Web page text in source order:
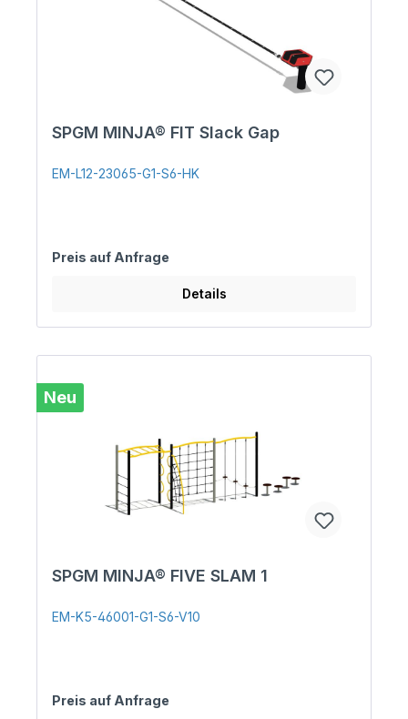
SPGM MINJA® FIT Slack Gap
EM-L12-23065-G1-S6-HK
Preis auf Anfrage
Details
Neu
SPGM MINJA® FIVE SLAM 1
EM-K5-46001-G1-S6-V10
Preis auf Anfrage